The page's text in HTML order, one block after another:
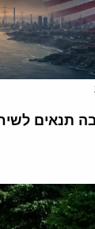
תנאים